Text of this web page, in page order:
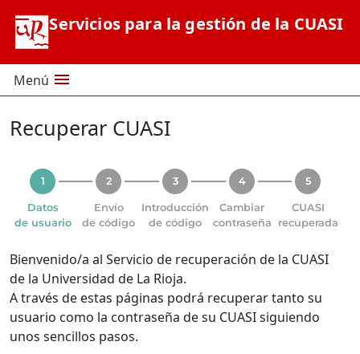
Servicios para la gestión de la CUASI
Menú menu
Recuperar CUASI
Datos
de usuario
Envío
de código
Introducción
de código
Cambiar
contraseña
CUASI
recuperada
Bienvenido/a al Servicio de recuperación de la CUASI
de la Universidad de La Rioja.
A través de estas páginas podrá recuperar tanto su
usuario como la contraseña de su CUASI siguiendo
unos sencillos pasos.